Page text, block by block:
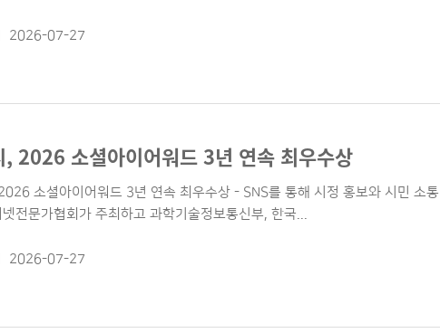
2026-07-27
, 2026 소셜아이어워드 3년 연속 최우수상
소셜아이어워드 3년 연속 최우수상 - SNS를 통해 시정 홍보와 시민 소
전문가협회가 주최하고 과학기술정보통신부, 한국...
2026-07-27